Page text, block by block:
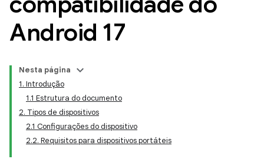
Android 17
Nesta página
1. Introdução
1.1 Estrutura do documento
2. Tipos de dispositivos
2.1 Configurações do dispositivo
2.2. Requisitos para dispositivos portáteis